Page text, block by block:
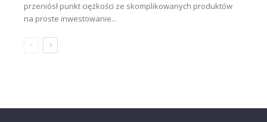
przeniósł punkt ciężkości ze skomplikowanych produktów
na proste inwestowanie...